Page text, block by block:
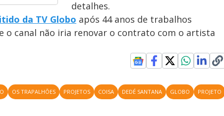
detalhes.
da TV Globo após 44 anos de trabalhos
o canal não iria renovar o contrato com o artista
OS TRAPALHÕES PROJETOS COISA DEDÉ SANTANA GLOBO PROJETO